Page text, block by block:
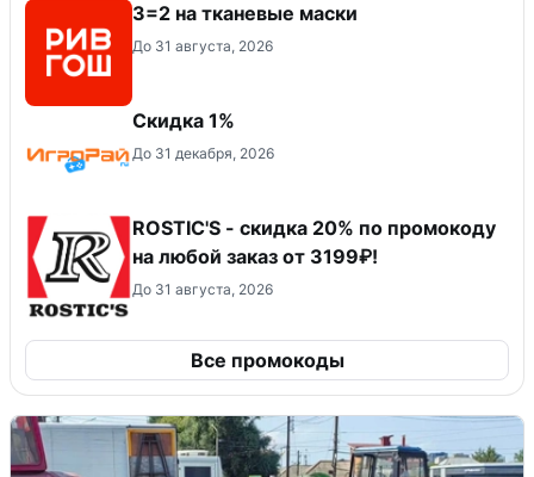
3=2 на тканевые маски
До 31 августа, 2026
Скидка 1%
До 31 декабря, 2026
ROSTIC'S - скидка 20% по промокоду
на любой заказ от 3199₽!
До 31 августа, 2026
Все промокоды